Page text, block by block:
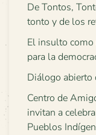
De Tontos,
tonto y de los
El insulto como
para la
Diálogo abierto
Centro de
invitan a
Pueblos